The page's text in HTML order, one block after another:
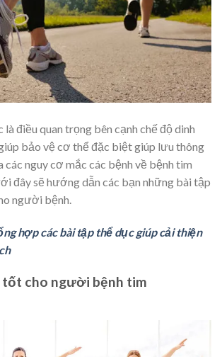
là điều quan trọng bên cạnh chế độ dinh
bảo vệ cơ thể đặc biệt giúp lưu thông
các nguy cơ mắc các bệnh về bệnh tim
đây sẽ hướng dẫn các bạn những bài tập
người bệnh.
hợp các bài tập thể dục giúp cải thiện
tốt cho người bệnh tim